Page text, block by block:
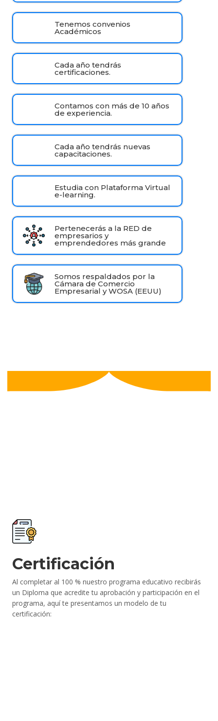
Tenemos convenios
Académicos
Cada año tendrás
certificaciones.
Contamos con más de 10 años
de experiencia.
Cada año tendrás nuevas
capacitaciones.
Estudia con Plataforma Virtual
e-learning.
Pertenecerás a la RED de
empresarios y
emprendedores más grande
Somos respaldados por la
Cámara de Comercio
Empresarial y WOSA (EEUU)
Certificación
Al completar al 100 % nuestro programa educativo recibirás
un Diploma que acredite tu aprobación y participación en el
programa, aquí te presentamos un modelo de tu
certificación: